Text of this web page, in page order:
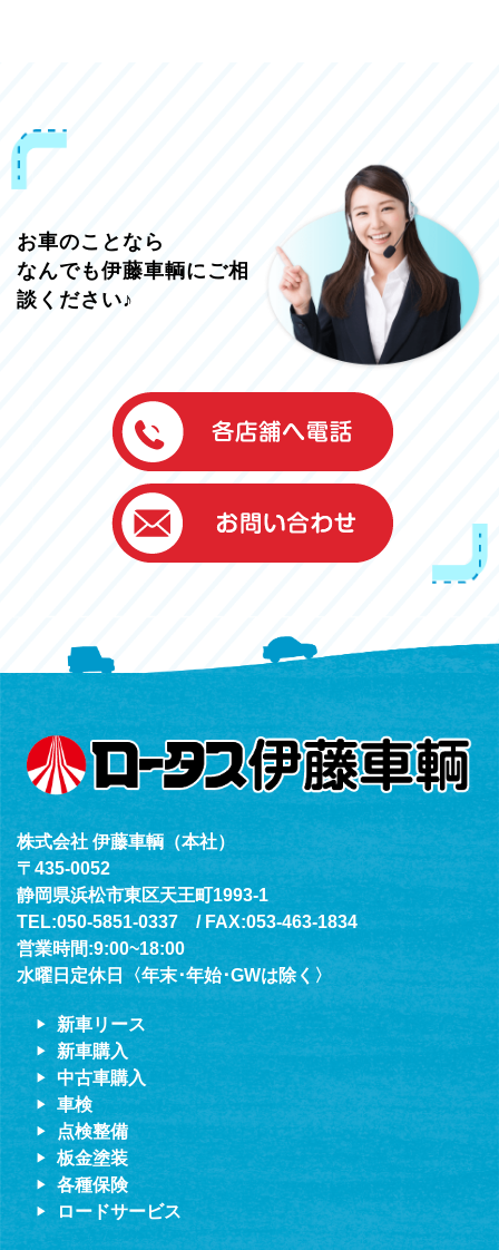
お車のことなら
なんでも伊藤車輌にご相
談ください♪
伊藤車輌（本社）
050-5851-0337
グッドワン浜松
050-5851-0338
浜北店
050-5851-0339
（年中無休24h対応）
株式会社 伊藤車輌（本社）
〒435-0052
静岡県浜松市東区天王町1993-1
TEL:050-5851-0337 / FAX:053-463-1834
営業時間:9:00~18:00
水曜日定休日〈年末･年始･GWは除く〉
新車リース
新車購入
中古車購入
車検
点検整備
板金塗装
各種保険
ロードサービス